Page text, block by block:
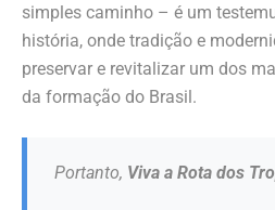
simples caminho – é um
história, onde tradição e
preservar e revitalizar um dos
da formação do Brasil.
Portanto, Viva a Rota dos